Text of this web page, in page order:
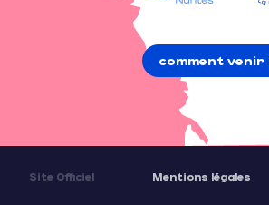
comment venir
Site Officiel Mentions légales